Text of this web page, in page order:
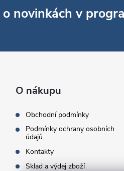
novinkách v
O nákupu
Obchodní podmínky
Podmínky ochrany osobních
údajů
Kontakty
Sklad a výdej zboží